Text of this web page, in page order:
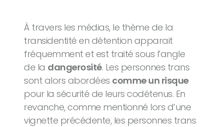
À travers les médias, le thème de la
transidentité en détention apparait
fréquemment et est traité sous l’angle
de la dangerosité. Les personnes trans
sont alors abordées comme un risque
pour la sécurité de leurs codétenus. En
revanche, comme mentionné lors d’une
vignette précédente, les personnes trans